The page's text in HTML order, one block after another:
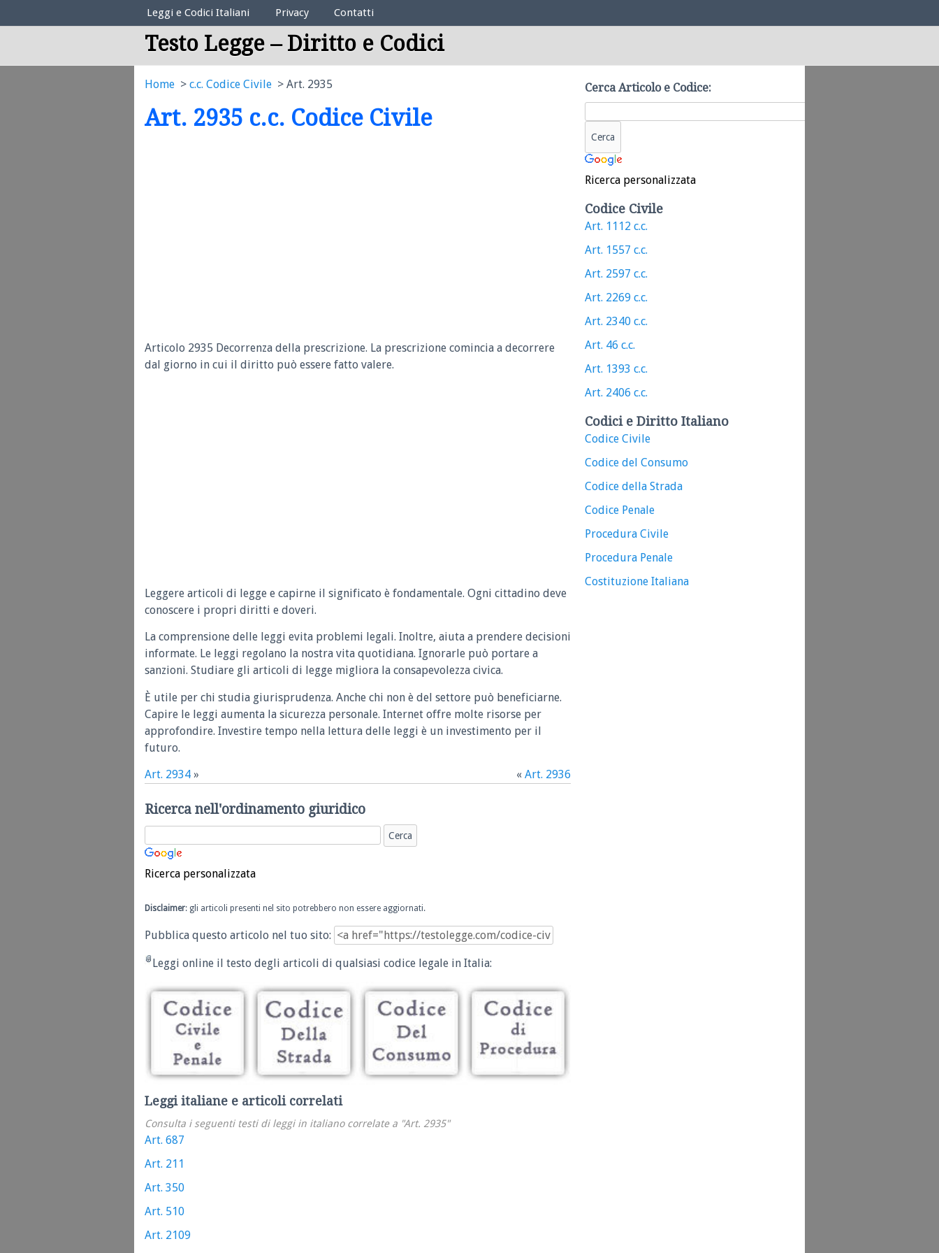
Elenco Codici Legali
Leggi e Codici Italiani Privacy Contatti
Testo Legge – Diritto e Codici
Home c.c. Codice Civile Art. 2935
Art. 2935 c.c. Codice Civile
Articolo 2935 Decorrenza della prescrizione. La prescrizione comincia a decorrere
dal giorno in cui il diritto può essere fatto valere.
Leggere articoli di legge e capirne il significato è fondamentale. Ogni cittadino deve
conoscere i propri diritti e doveri.
La comprensione delle leggi evita problemi legali. Inoltre, aiuta a prendere decisioni
informate. Le leggi regolano la nostra vita quotidiana. Ignorarle può portare a
sanzioni. Studiare gli articoli di legge migliora la consapevolezza civica.
È utile per chi studia giurisprudenza. Anche chi non è del settore può beneficiarne.
Capire le leggi aumenta la sicurezza personale. Internet offre molte risorse per
approfondire. Investire tempo nella lettura delle leggi è un investimento per il
futuro.
Art. 2934 » « Art. 2936
Ricerca nell'ordinamento giuridico
Ricerca personalizzata
Disclaimer: gli articoli presenti nel sito potrebbero non essere aggiornati.
Pubblica questo articolo nel tuo sito:
Leggi online il testo degli articoli di qualsiasi codice legale in Italia:
Leggi italiane e articoli correlati
Consulta i seguenti testi di leggi in italiano correlate a "Art. 2935"
Art. 687
Art. 211
Art. 350
Art. 510
Art. 2109
Cerca Articolo e Codice:
Ricerca personalizzata
Codice Civile
Art. 1112 c.c.
Art. 1557 c.c.
Art. 2597 c.c.
Art. 2269 c.c.
Art. 2340 c.c.
Art. 46 c.c.
Art. 1393 c.c.
Art. 2406 c.c.
Codici e Diritto Italiano
Codice Civile
Codice del Consumo
Codice della Strada
Codice Penale
Procedura Civile
Procedura Penale
Costituzione Italiana